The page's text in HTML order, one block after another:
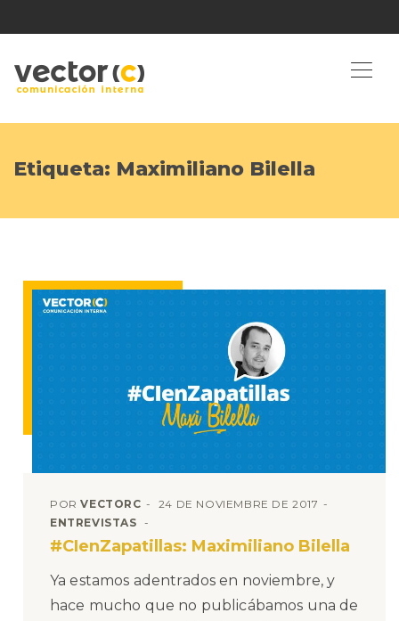
Etiqueta: Maximiliano Bilella
PORVECTORC
24 DE NOVIEMBRE DE 2017
ENTREVISTAS
#CIenZapatillas: Maximiliano Bilella
Ya estamos adentrados en noviembre, y
hace mucho que no publicábamos una de